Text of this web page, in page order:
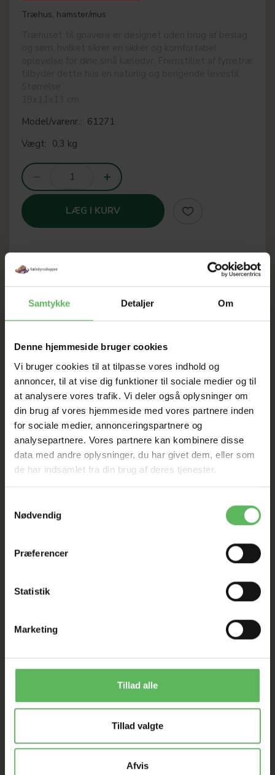
Samtykke Detaljer Om
Denne hjemmeside bruger cookies
Vi bruger cookies til at tilpasse vores indhold og
annoncer, til at vise dig funktioner til sociale medier og til
at analysere vores trafik. Vi deler også oplysninger om
din brug af vores hjemmeside med vores partnere inden
for sociale medier, annonceringspartnere og
analysepartnere. Vores partnere kan kombinere disse
data med andre oplysninger, du har givet dem, eller som
de har indsamlet fra din brug af deres tjenester.
Nødvendig
Præferencer
Statistik
Marketing
Tillad alle
Tillad valgte
Afvis
Træhus, hamster/mus
Model/varenr.: 61271
Vægt: 0,3 kg
LÆG I KURV
SOMMER
UDSALG
TIL D. 8 AUGUST
HELE WEBSHOPPEN ER
SAT NED
Tilbud GÆLDER IKKE